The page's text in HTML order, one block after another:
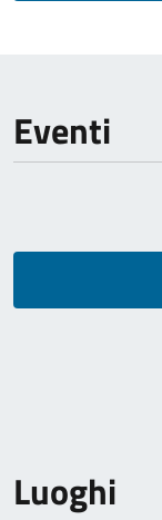
Eventi
Luoghi